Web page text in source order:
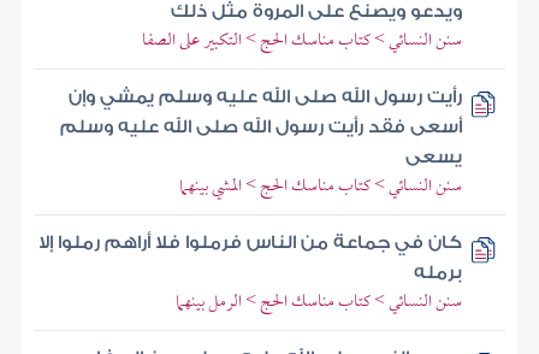
ويدعو ويصنع على المروة مثل ذلك
سنن النسائي > كتاب مناسك الحج > التكبير على الصفا
رأيت رسول الله صلى الله عليه وسلم يمشي وإن
أسعى فقد رأيت رسول الله صلى الله عليه وسلم
يسعى
سنن النسائي > كتاب مناسك الحج > المشي بينهما
كان في جماعة من الناس فرملوا فلا أراهم رملوا إلا
برمله
سنن النسائي > كتاب مناسك الحج > الرمل بينهما